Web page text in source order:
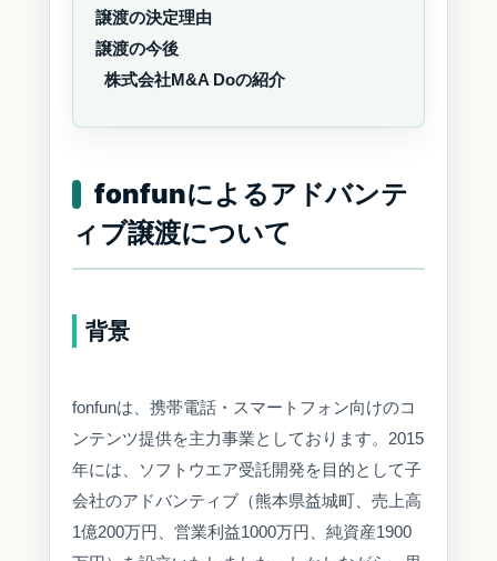
譲渡の決定理由
譲渡の今後
株式会社M&A Doの紹介
fonfunによるアドバンテ
ィブ譲渡について
背景
fonfunは、携帯電話・スマートフォン向けのコ
ンテンツ提供を主力事業としております。2015
年には、ソフトウエア受託開発を目的として子
会社のアドバンティブ（熊本県益城町、売上高
1億200万円、営業利益1000万円、純資産1900